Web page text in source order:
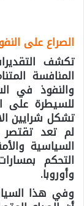
الصراع على
تكشف
المنافسة
والنفوذ في
للسيطرة على
تشكل شرايين
لم تعد تقتصر
السياسية
التحكم
وأوروبا.
وفي هذا